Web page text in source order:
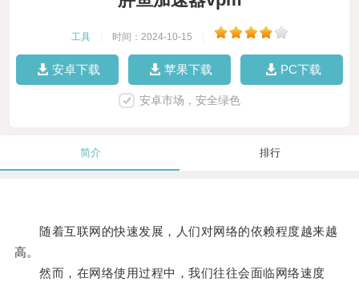
工具 时间：2024-10-15
安卓下载 苹果下载 PC下载
安卓市场，安全绿色
简介 排行
随着互联网的快速发展，人们对网络的依赖程度越来越
高。
然而，在网络使用过程中，我们往往会面临网络速度